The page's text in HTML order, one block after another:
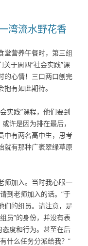
湾流水野花香
堂营养午餐时，第三组
于周四“社会实践”课
的心情！三口两口刨完
有如此期待。
实践”课程，他们要到
许是因为排在最后，
中有两名高中生，思考
就有那种广袤翠绿草原
师加入。当时我心眼一
到老师加入的话。”于
们的组员。请注意，是
员”的身份，并没有表
态度和行为。甚至在后
什么任务分派给我？”